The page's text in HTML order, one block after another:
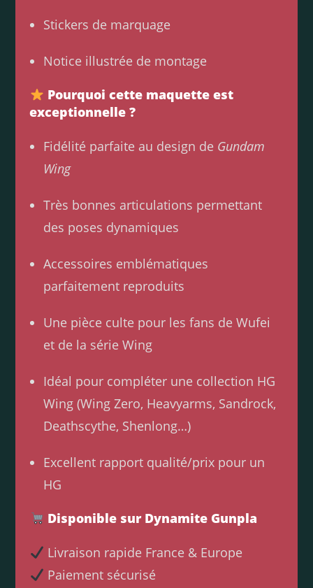
Stickers de marquage
Notice illustrée de montage
Pourquoi cette maquette est
exceptionnelle ?
Fidélité parfaite au design de Gundam
Wing
Très bonnes articulations permettant
des poses dynamiques
Accessoires emblématiques
parfaitement reproduits
Une pièce culte pour les fans de Wufei
et de la série Wing
Idéal pour compléter une collection HG
Wing (Wing Zero, Heavyarms, Sandrock,
Deathscythe, Shenlong…)
Excellent rapport qualité/prix pour un
HG
Disponible sur Dynamite Gunpla
Livraison rapide France & Europe
Paiement sécurisé